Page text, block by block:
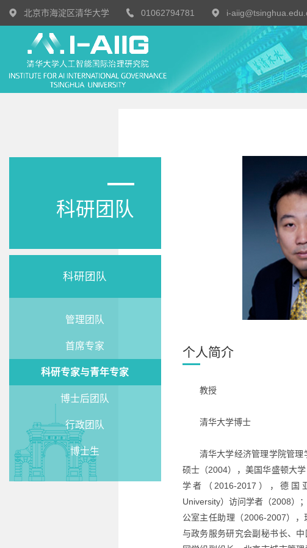
北京市海淀区清华大学 01062794781 i-
科研团队
科研团队
管理团队
首席专家
科研专家与青年专家
博士后团队
行政团队
博士生
个人简介
教授
清华大学博士
清华大学经济管理学院管
硕士（2004），美国华盛顿大
学者（2016-2017），德国
University）访问学者（2008）
公室主任助理（2006-2007）
与政务服务研究会副秘书长、